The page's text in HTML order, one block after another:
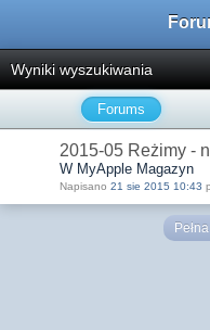
Wyniki wyszukiwania
Forums
2015-05 Reżimy -
W MyApple Magazyn
Napisano 21 sie 2015 10:43